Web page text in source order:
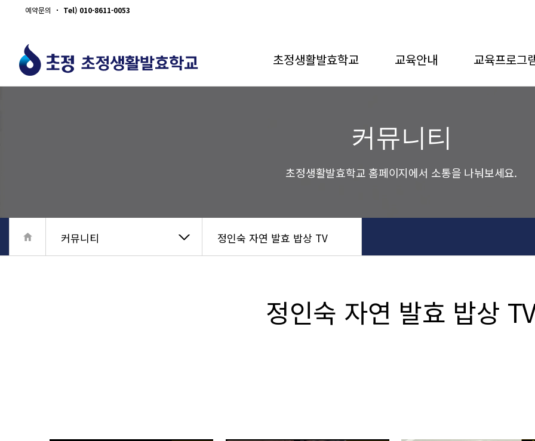
예약문의 Tel) 010-8611-0053
초정생활발효학교 교육안내 교육프로그
커뮤니티
초정생활발효학교 홈페이지에서 소통을 나눠보세요.
커뮤니티 정인숙 자연 발효 밥상 TV
정인숙 자연 발효 밥상